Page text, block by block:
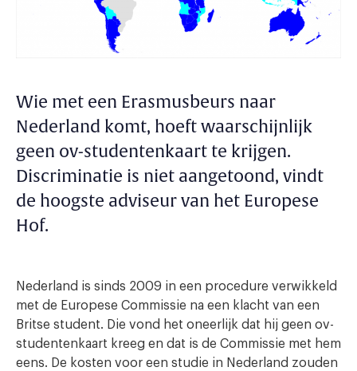
Wie met een Erasmusbeurs naar
Nederland komt, hoeft waarschijnlijk
geen ov-studentenkaart te krijgen.
Discriminatie is niet aangetoond, vindt
de hoogste adviseur van het Europese
Hof.
Nederland is sinds 2009 in een procedure verwikkeld
met de Europese Commissie na een klacht van een
Britse student. Die vond het oneerlijk dat hij geen ov-
studentenkaart kreeg en dat is de Commissie met hem
eens. De kosten voor een studie in Nederland zouden